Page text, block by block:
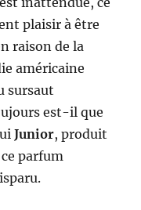
plaisir à être
raison de la
américaine
sursaut
est-il que
Junior, produit
parfum